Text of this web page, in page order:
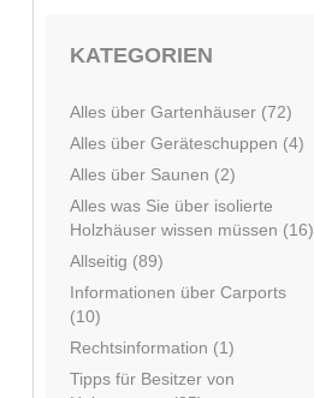
KATEGORIEN
Alles über Gartenhäuser (72)
Alles über Geräteschuppen (4)
Alles über Saunen (2)
Alles was Sie über isolierte
Holzhäuser wissen müssen (16)
Allseitig (89)
Informationen über Carports
(10)
Rechtsinformation (1)
Tipps für Besitzer von